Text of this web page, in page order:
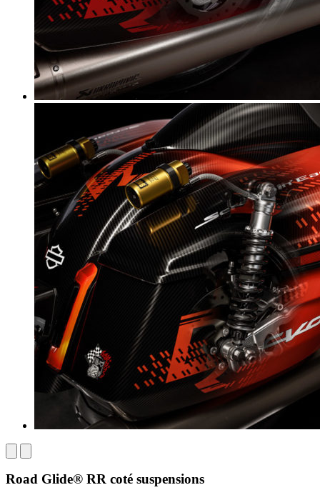
Road Glide® RR coté suspensions